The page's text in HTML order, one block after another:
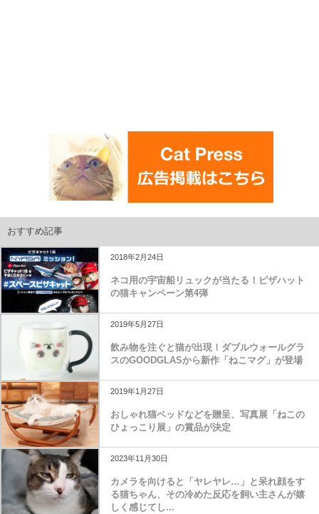
おすすめ記事
2018年2月24日
ネコ用の宇宙船リュックが当たる！ピザハット
の猫キャンペーン第4弾
2019年5月27日
飲み物を注ぐと猫が出現！ダブルウォールグラ
スのGOODGLASから新作「ねこマグ」が登場
2019年1月27日
おしゃれ猫ベッドなどを贈呈、写真展「ねこの
ひょっこり展」の賞品が決定
2023年11月30日
カメラを向けると「ヤレヤレ…」と呆れ顔をす
る猫ちゃん、その冷めた反応を飼い主さんが嬉
しく感じてし...